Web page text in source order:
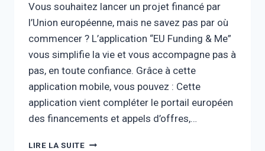
Vous souhaitez lancer un projet financé par
l’Union européenne, mais ne savez pas par où
commencer ? L’application “EU Funding & Me”
vous simplifie la vie et vous accompagne pas à
pas, en toute confiance. Grâce à cette
application mobile, vous pouvez : Cette
application vient compléter le portail européen
des financements et appels d’offres,…
LIRE LA SUITE